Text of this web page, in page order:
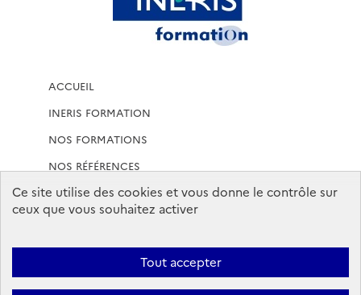
ACCUEIL
INERIS FORMATION
NOS FORMATIONS
NOS RÉFÉRENCES
MENTIONS LÉGALES
CONDITIONS GÉNÉRALES DE VENTE
CONDITIONS GENERALES
Ce site utilise des cookies et vous donne le contrôle sur
ceux que vous souhaitez activer
Tout accepter